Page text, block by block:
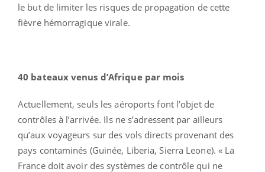
le but de limiter les risques de propagation de cette
fièvre hémorragique virale.
40 bateaux venus d’Afrique par mois
Actuellement, seuls les aéroports font l’objet de
contrôles à l’arrivée. Ils ne s’adressent par ailleurs
qu’aux voyageurs sur des vols directs provenant des
pays contaminés (Guinée, Liberia, Sierra Leone). « La
France doit avoir des systèmes de contrôle qui ne